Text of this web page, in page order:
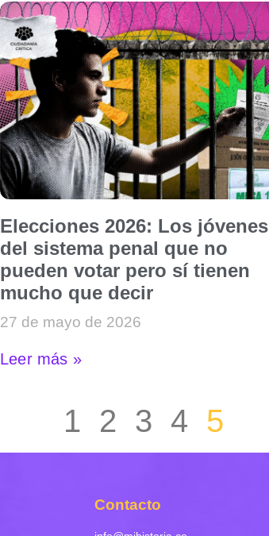
Elecciones 2026: Los jóvenes
del sistema penal que no
pueden votar pero sí tienen
mucho que decir
27 de mayo de 2026
Leer más »
1 2 3 4 5
Contacto